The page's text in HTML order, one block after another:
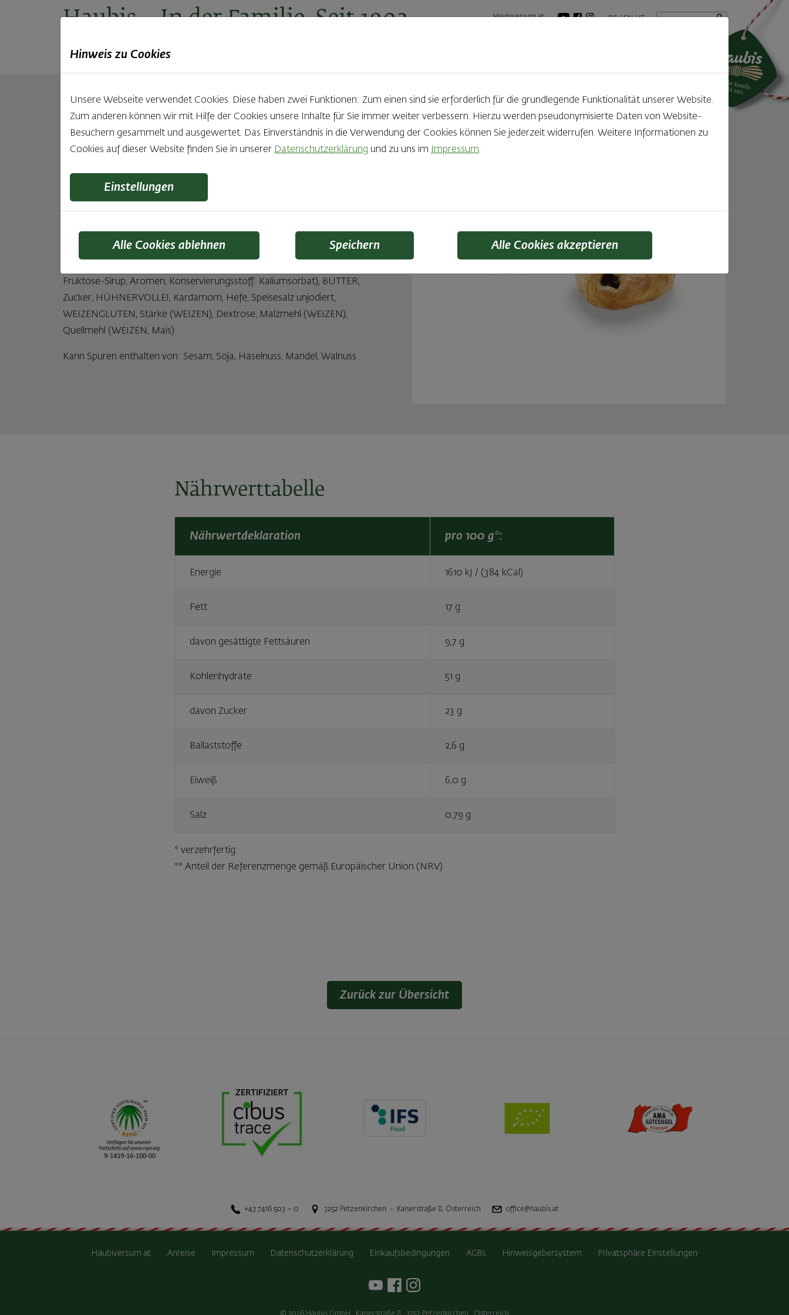
Haubis– In der Familie. Seit 1902. Haubiversum.at DE EN IT Suchbegriff
Produkte Backstuben
Powidlgolatsche
112g
Powidlfülle – ein Genuss, verfeinert mit Mehl und Butter aus Österreich.
Perfekt für alle, die es süß und fruchtig mögen.
Zutaten
Fruktose-Sirup, Aromen, Konservierungsstoff: Kaliumsorbat), BUTTER,
Zucker, HÜHNERVOLLEI, Kardamom, Hefe, Speisesalz unjodiert,
WEIZENGLUTEN, Stärke (WEIZEN), Dextrose, Malzmehl (WEIZEN),
Quellmehl (WEIZEN, Mais)
Kann Spuren enthalten von: Sesam, Soja, Haselnuss, Mandel, Walnuss
Nährwerttabelle
Nährwertdeklaration pro 100 g*:
Energie 1610 kJ / (384 kCal)
Fett 17 g
davon gesättigte Fettsäuren 9,7 g
Kohlenhydrate 51 g
davon Zucker 23 g
Ballaststoffe 2,6 g
Eiweiß 6,0 g
Salz 0,79 g
* verzehrfertig
** Anteil der Referenzmenge gemäß Europäischer Union (NRV)
Zurück zur Übersicht
+43 7416 503 – 0 3252 Petzenkirchen - Kaiserstraße 8, Österreich office@haubis.at
Haubiversum.at Anreise Impressum Datenschutzerklärung Einkaufsbedingungen AGBs Hinweisgebersystem Privatsphäre Einstellungen
Hinweis zu Cookies
Unsere Webseite verwendet Cookies. Diese haben zwei Funktionen: Zum einen sind sie erforderlich für die grundlegende Funktionalität unserer Website.
Zum anderen können wir mit Hilfe der Cookies unsere Inhalte für Sie immer weiter verbessern. Hierzu werden pseudonymisierte Daten von Website-
Besuchern gesammelt und ausgewertet. Das Einverständnis in die Verwendung der Cookies können Sie jederzeit widerrufen. Weitere Informationen zu
Cookies auf dieser Website finden Sie in unserer Datenschutzerklärung und zu uns im Impressum.
Einstellungen
Alle Cookies ablehnen Speichern Alle Cookies akzeptieren